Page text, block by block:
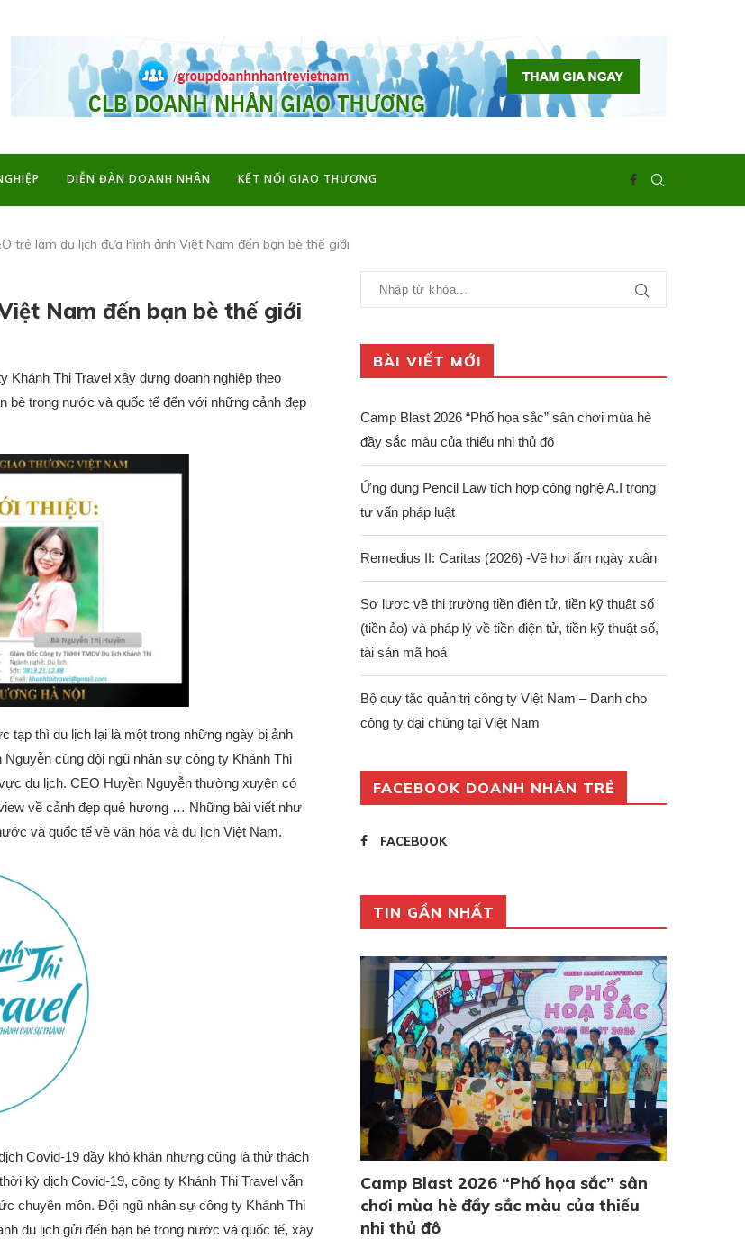
DIỄN ĐÀN DOANH NHÂN KẾT NỐI GIAO THƯƠNG
trẻ làm du lịch đưa hình ảnh Việt Nam đến bạn bè thế giới
Nam đến bạn bè thế giới
Khánh Thi Travel xây dựng doanh nghiệp theo
bè trong nước và quốc tế đến với những cảnh đẹp
tạp thì du lịch lại là một trong những ngày bị ảnh
cùng đội ngũ nhân sự công ty Khánh Thi
du lịch. CEO Huyền Nguyễn thường xuyên có
về cảnh đẹp quê hương … Những bài viết như
và quốc tế về văn hóa và du lịch Việt Nam.
Covid-19 đầy khó khăn nhưng cũng là thử thách
kỳ dịch Covid-19, công ty Khánh Thi Travel vẫn
chuyên môn. Đội ngũ nhân sự công ty Khánh Thi
du lịch gửi đến bạn bè trong nước và quốc tế, xây
BÀI VIẾT MỚI
Camp Blast 2026 “Phố họa sắc” sân chơi mùa hè
đầy sắc màu của thiếu nhi thủ đô
Ứng dụng Pencil Law tích hợp công nghệ A.I trong
tư vấn pháp luật
Remedius II: Caritas (2026) -Vẽ hơi ấm ngày xuân
Sơ lược về thị trường tiền điện tử, tiền kỹ thuật số
(tiền ảo) và pháp lý về tiền điện tử, tiền kỹ thuật số,
tài sản mã hoá
Bộ quy tắc quản trị công ty Việt Nam – Danh cho
công ty đại chúng tại Việt Nam
FACEBOOK DOANH NHÂN TRẺ
FACEBOOK
TIN GẦN NHẤT
Camp Blast 2026 “Phố họa sắc” sân
chơi mùa hè đầy sắc màu của thiếu
nhi thủ đô